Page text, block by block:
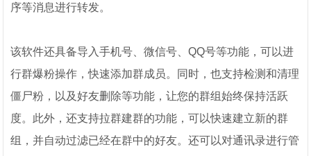
序等消息进行转发。
该软件还具备导入手机号、微信号、QQ号等功能，可以进
行群爆粉操作，快速添加群成员。同时，也支持检测和清理
僵尸粉，以及好友删除等功能，让您的群组始终保持活跃
度。此外，还支持拉群建群的功能，可以快速建立新的群
组，并自动过滤已经在群中的好友。还可以对通讯录进行管